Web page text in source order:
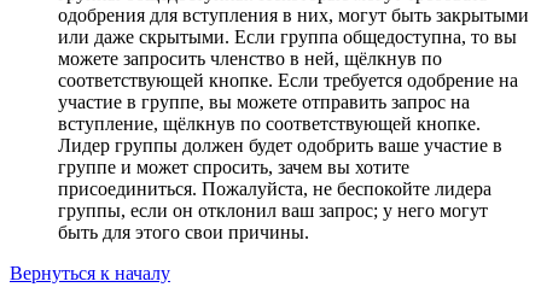
одобрения для вступления в них, могут быть закрытыми
или даже скрытыми. Если группа общедоступна, то вы
можете запросить членство в ней, щёлкнув по
соответствующей кнопке. Если требуется одобрение на
участие в группе, вы можете отправить запрос на
вступление, щёлкнув по соответствующей кнопке.
Лидер группы должен будет одобрить ваше участие в
группе и может спросить, зачем вы хотите
присоединиться. Пожалуйста, не беспокойте лидера
группы, если он отклонил ваш запрос; у него могут
быть для этого свои причины.
Вернуться к началу